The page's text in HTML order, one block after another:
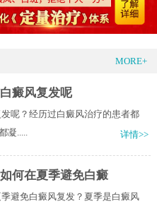
MORE+
癜风复发呢
呢？经历过白癜风治疗的患者都
凝.....
详情>>
何在夏季避免白癜
避免白癜风复发？夏季是白癜风